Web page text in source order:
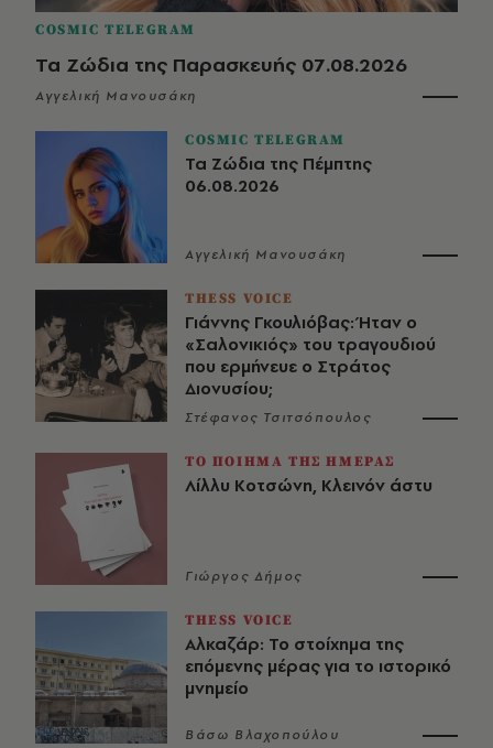
COSMIC TELEGRAM
Τα Ζώδια της Παρασκευής 07.08.2026
Αγγελική Μανουσάκη
COSMIC TELEGRAM
Τα Ζώδια της Πέμπτης
06.08.2026
Αγγελική Μανουσάκη
THESS VOICE
Γιάννης Γκουλιόβας: Ήταν ο
«Σαλονικιός» του τραγουδιού
που ερμήνευε ο Στράτος
Διονυσίου;
Στέφανος Τσιτσόπουλος
ΤΟ ΠΟΙΗΜΑ ΤΗΣ ΗΜΕΡΑΣ
Λίλλυ Κοτσώνη, Κλεινόν άστυ
Γιώργος Δήμος
THESS VOICE
Αλκαζάρ: Το στοίχημα της
επόμενης μέρας για το ιστορικό
μνημείο
Βάσω Βλαχοπούλου